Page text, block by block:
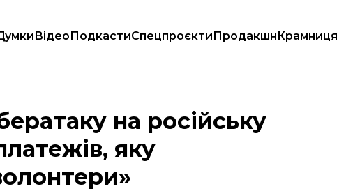
ВідеоПодкастиСпецпроєктиПродакшнКрамниця
платежів, яку використовують «волонтери»
на російську
яку